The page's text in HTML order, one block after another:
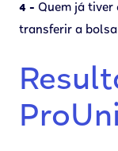
4 - Quem já tiver
transferir a
ProUni